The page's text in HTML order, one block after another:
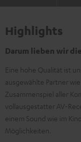
Highlights
Darum lieben wir
Eine hohe Qualität ist
ausgewählte Partner
Zusammenspiel aller
vollausgestatter AV-
einem Sound wie im
Möglichkeiten.